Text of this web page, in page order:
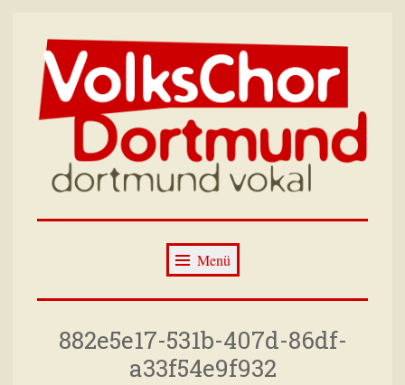
Zum
Inhalt
springen
Volkschor
Dortmund –
Dortmund Vokal
Wir singen immer dienstags im Wilhelm-
Hansmann-Haus Dortmund
Menü
882e5e17-531b-407d-86df-
a33f54e9f932